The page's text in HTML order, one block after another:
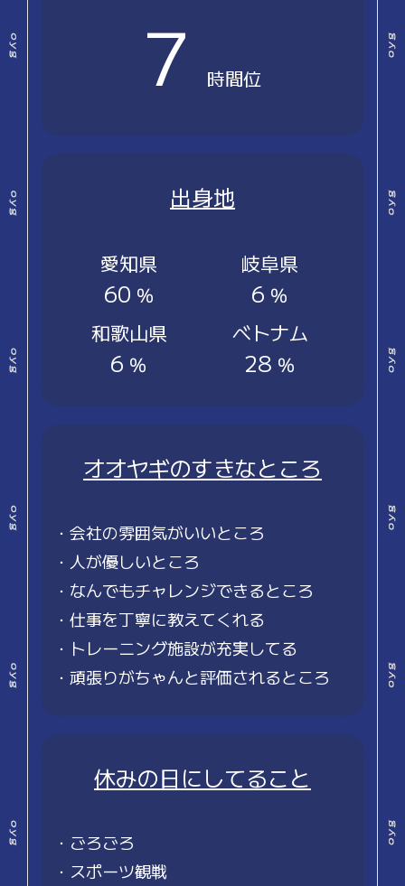
7 時間位
出身地
愛知県
60 ％
岐阜県
6 ％
和歌山県
6 ％
ベトナム
28 ％
オオヤギのすきなところ
・会社の雰囲気がいいところ
・人が優しいところ
・なんでもチャレンジできるところ
・仕事を丁寧に教えてくれる
・トレーニング施設が充実してる
・頑張りがちゃんと評価されるところ
休みの日にしてること
・ごろごろ
・スポーツ観戦